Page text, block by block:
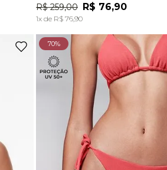
ADICIONAR À SACOLA
R$ 259,00 R$ 76,90
1x de R$ 76,90
70%